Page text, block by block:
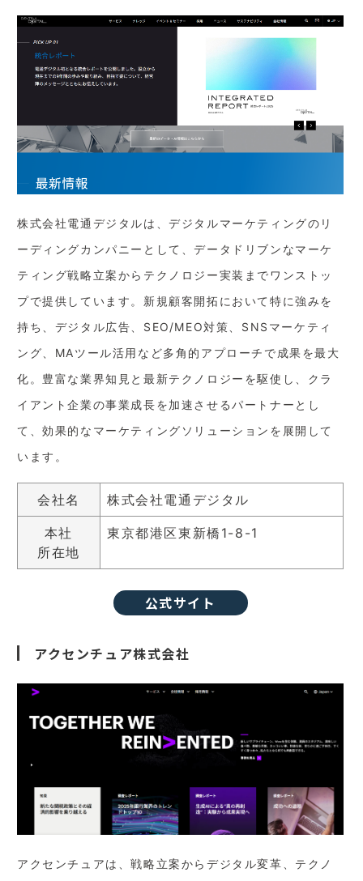
株式会社電通デジタルは、デジタルマーケティングのリ
ーディングカンパニーとして、データドリブンなマーケ
ティング戦略立案からテクノロジー実装までワンストッ
プで提供しています。新規顧客開拓において特に強みを
持ち、デジタル広告、SEO/MEO対策、SNSマーケティ
ング、MAツール活用など多角的アプローチで成果を最大
化。豊富な業界知見と最新テクノロジーを駆使し、クラ
イアント企業の事業成長を加速させるパートナーとし
て、効果的なマーケティングソリューションを展開して
います。
会社名 株式会社電通デジタル
本社
所在地
東京都港区東新橋1-8-1
公式サイト
アクセンチュア株式会社
アクセンチュアは、戦略立案からデジタル変革、テクノ